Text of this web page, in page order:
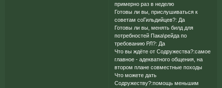
примерно раз в неделю
Готовы ли вы, прислушиваться к
советам соГильдийцев?: Да
Готовы ли вы, менять билд для
потребностей Пака\рейда по
требованию РЛ?: Да
Что вы ждёте от Содружества?:самое
главное - адекватного общения, на
втором плане совместные походы
Что можете дать
Содружеству?:помощь меньшим